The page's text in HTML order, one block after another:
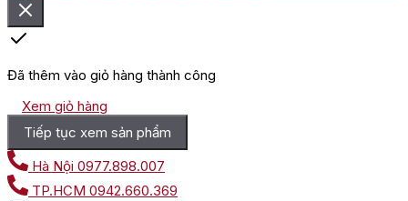
Đã thêm vào giỏ hàng thành công
Xem giỏ hàng
Tiếp tục xem sản phẩm
Hà Nội 0977.898.007
TP.HCM 0942.660.369